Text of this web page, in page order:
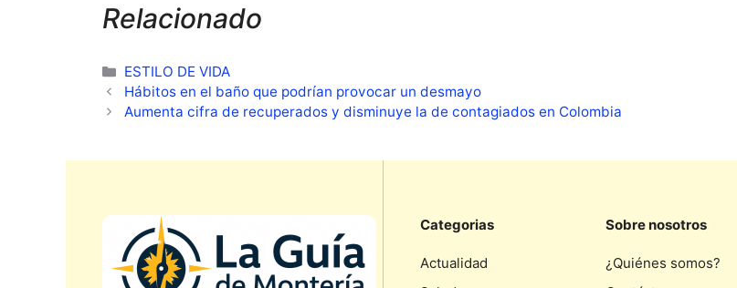
Relacionado
Categorías
ESTILO DE VIDA
Hábitos en el baño que podrían provocar un desmayo
Aumenta cifra de recuperados y disminuye la de contagiados en Colombia
Categorias
Actualidad
Sobre nosotros
¿Quiénes somos?